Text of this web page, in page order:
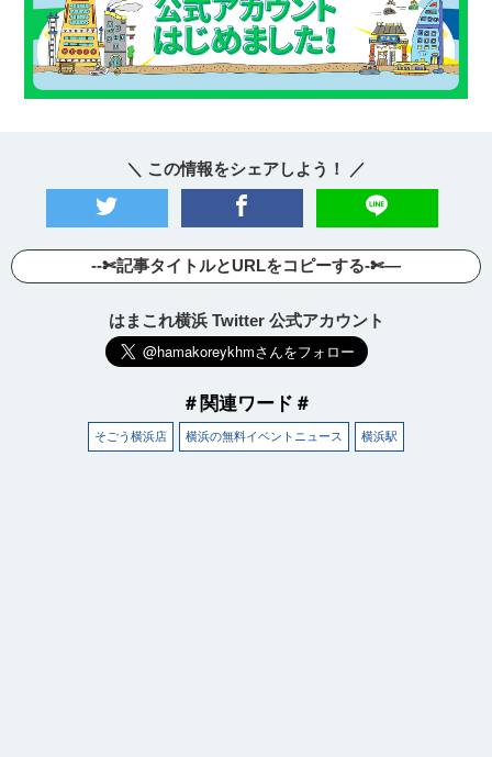
＼ この情報をシェアしよう！ ／
--✄記事タイトルとURLをコピーする-✄—
はまこれ横浜 Twitter 公式アカウント
＃関連ワード＃
そごう横浜店 横浜の無料イベントニュース 横浜駅